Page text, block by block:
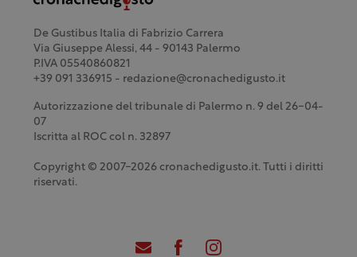
De Gustibus Italia di Fabrizio Carrera
Via Giuseppe Alessi, 44 - 90143 Palermo
P.IVA 05540860821
+39 091 336915 - redazione@cronachedigusto.it
Autorizzazione del tribunale di Palermo n. 9 del 26-04-
07
Iscritta al ROC col n. 32897
Copyright © 2007-2026 cronachedigusto.it. Tutti i diritti
riservati.